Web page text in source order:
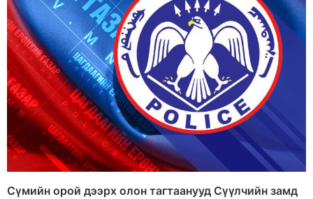
Сүмийн орой дээрх олон тагтаанууд Сүүлчийн замд